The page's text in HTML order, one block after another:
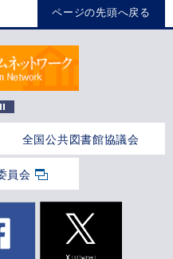
ページの先頭へ戻る
全国公共図書館協議会
員会